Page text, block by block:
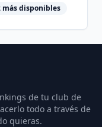
más disponibles
de tu club de
todo a través de
quieras.